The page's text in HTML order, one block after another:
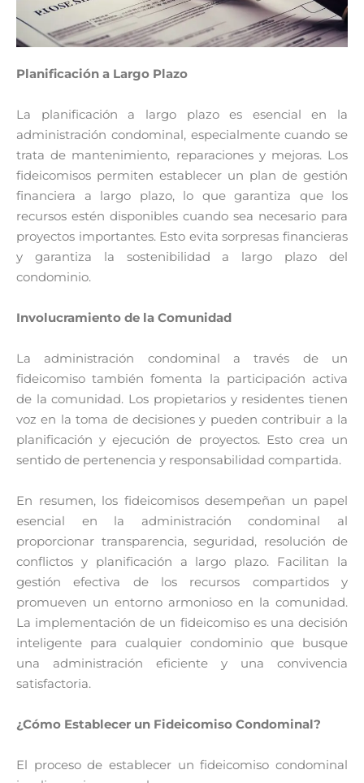
Planificación a Largo Plazo
La planificación a largo plazo es esencial en la
administración condominal, especialmente cuando se
trata de mantenimiento, reparaciones y mejoras. Los
fideicomisos permiten establecer un plan de gestión
financiera a largo plazo, lo que garantiza que los
recursos estén disponibles cuando sea necesario para
proyectos importantes. Esto evita sorpresas financieras
y garantiza la sostenibilidad a largo plazo del
condominio.
Involucramiento de la Comunidad
La administración condominal a través de un
fideicomiso también fomenta la participación activa
de la comunidad. Los propietarios y residentes tienen
voz en la toma de decisiones y pueden contribuir a la
planificación y ejecución de proyectos. Esto crea un
sentido de pertenencia y responsabilidad compartida.
En resumen, los fideicomisos desempeñan un papel
esencial en la administración condominal al
proporcionar transparencia, seguridad, resolución de
conflictos y planificación a largo plazo. Facilitan la
gestión efectiva de los recursos compartidos y
promueven un entorno armonioso en la comunidad.
La implementación de un fideicomiso es una decisión
inteligente para cualquier condominio que busque
una administración eficiente y una convivencia
satisfactoria.
¿Cómo Establecer un Fideicomiso Condominal?
El proceso de establecer un fideicomiso condominal